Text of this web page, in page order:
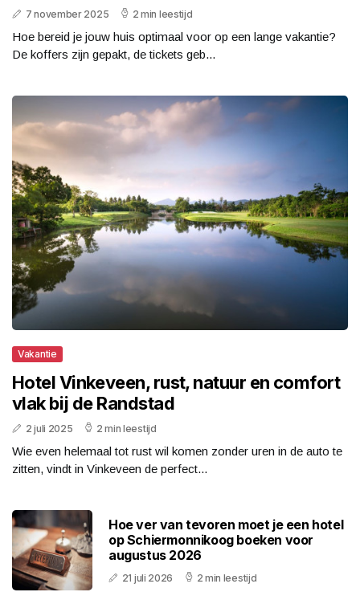
7 november 2025 2 min leestijd
Hoe bereid je jouw huis optimaal voor op een lange vakantie?
De koffers zijn gepakt, de tickets geb...
Vakantie
Hotel Vinkeveen, rust, natuur en comfort
vlak bij de Randstad
2 juli 2025 2 min leestijd
Wie even helemaal tot rust wil komen zonder uren in de auto te
zitten, vindt in Vinkeveen de perfect...
Hoe ver van tevoren moet je een hotel
op Schiermonnikoog boeken voor
augustus 2026
21 juli 2026 2 min leestijd